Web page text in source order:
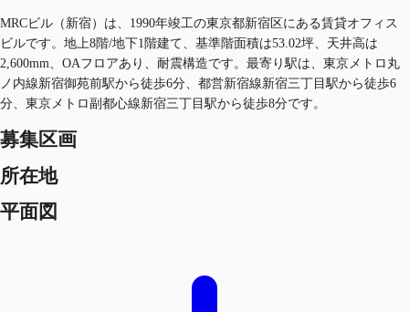
MRCビル（新宿）は、1990年竣工の東京都新宿区にある賃貸オフィス
ビルです。地上8階/地下1階建て、基準階面積は53.02坪、天井高は
2,600mm、OAフロアあり、耐震構造です。最寄り駅は、東京メトロ丸
ノ内線新宿御苑前駅から徒歩6分、都営新宿線新宿三丁目駅から徒歩6
分、東京メトロ副都心線新宿三丁目駅から徒歩8分です。
募集区画
所在地
平面図